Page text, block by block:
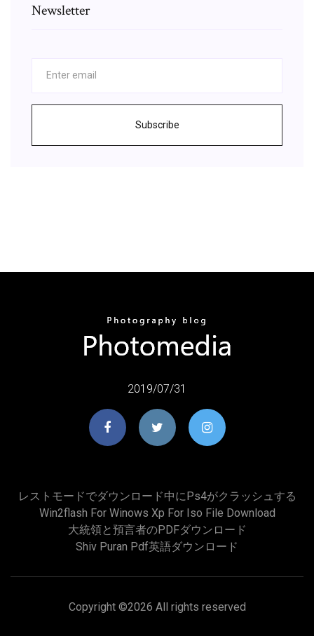
Newsletter
Subscribe
2019/07/31
レストモードでダウンロード中にps4がクラッシュする
Win2flash For Winows Xp For Iso File Download
大統領と預言者のPDFダウンロード
Shiv Puran Pdf英語ダウンロード
Copyright ©2026 All rights reserved